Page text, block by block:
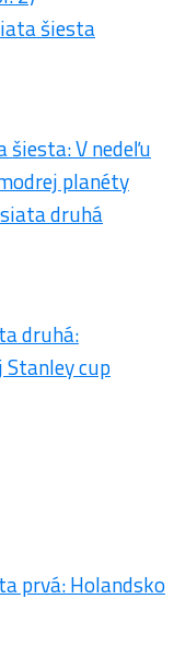
V nedeľu
planéty
druhá:
cup
prvá: Holandsko